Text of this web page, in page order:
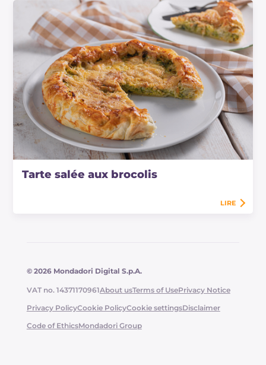
Tarte salée aux brocolis
LIRE
© 2026 Mondadori Digital S.p.A.
VAT no. 14371170961About usTerms of UsePrivacy Notice
Privacy PolicyCookie PolicyCookie settingsDisclaimer
Code of EthicsMondadori Group